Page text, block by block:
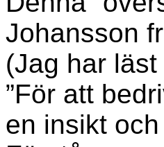
Johansson
(Jag har läst
”För att
en insikt